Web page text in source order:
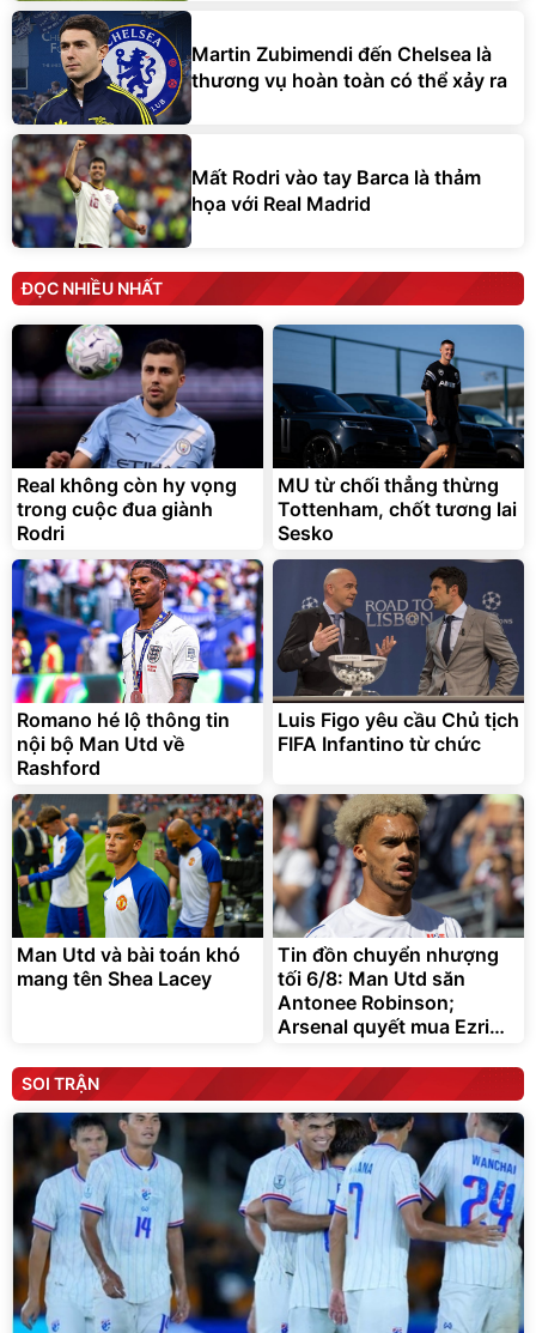
Martin Zubimendi đến Chelsea là
thương vụ hoàn toàn có thể xảy ra
Mất Rodri vào tay Barca là thảm
họa với Real Madrid
ĐỌC NHIỀU NHẤT
Real không còn hy vọng
trong cuộc đua giành
Rodri
MU từ chối thẳng thừng
Tottenham, chốt tương lai
Sesko
Romano hé lộ thông tin
nội bộ Man Utd về
Rashford
Luis Figo yêu cầu Chủ tịch
FIFA Infantino từ chức
Man Utd và bài toán khó
mang tên Shea Lacey
Tin đồn chuyển nhượng
tối 6/8: Man Utd săn
Antonee Robinson;
Arsenal quyết mua Ezri
SOI TRẬN